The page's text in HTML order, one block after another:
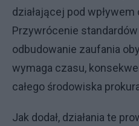
działającej pod
Przywrócenie
odbudowanie zaufania
wymaga czasu,
całego środowiska
Jak dodał, działania te